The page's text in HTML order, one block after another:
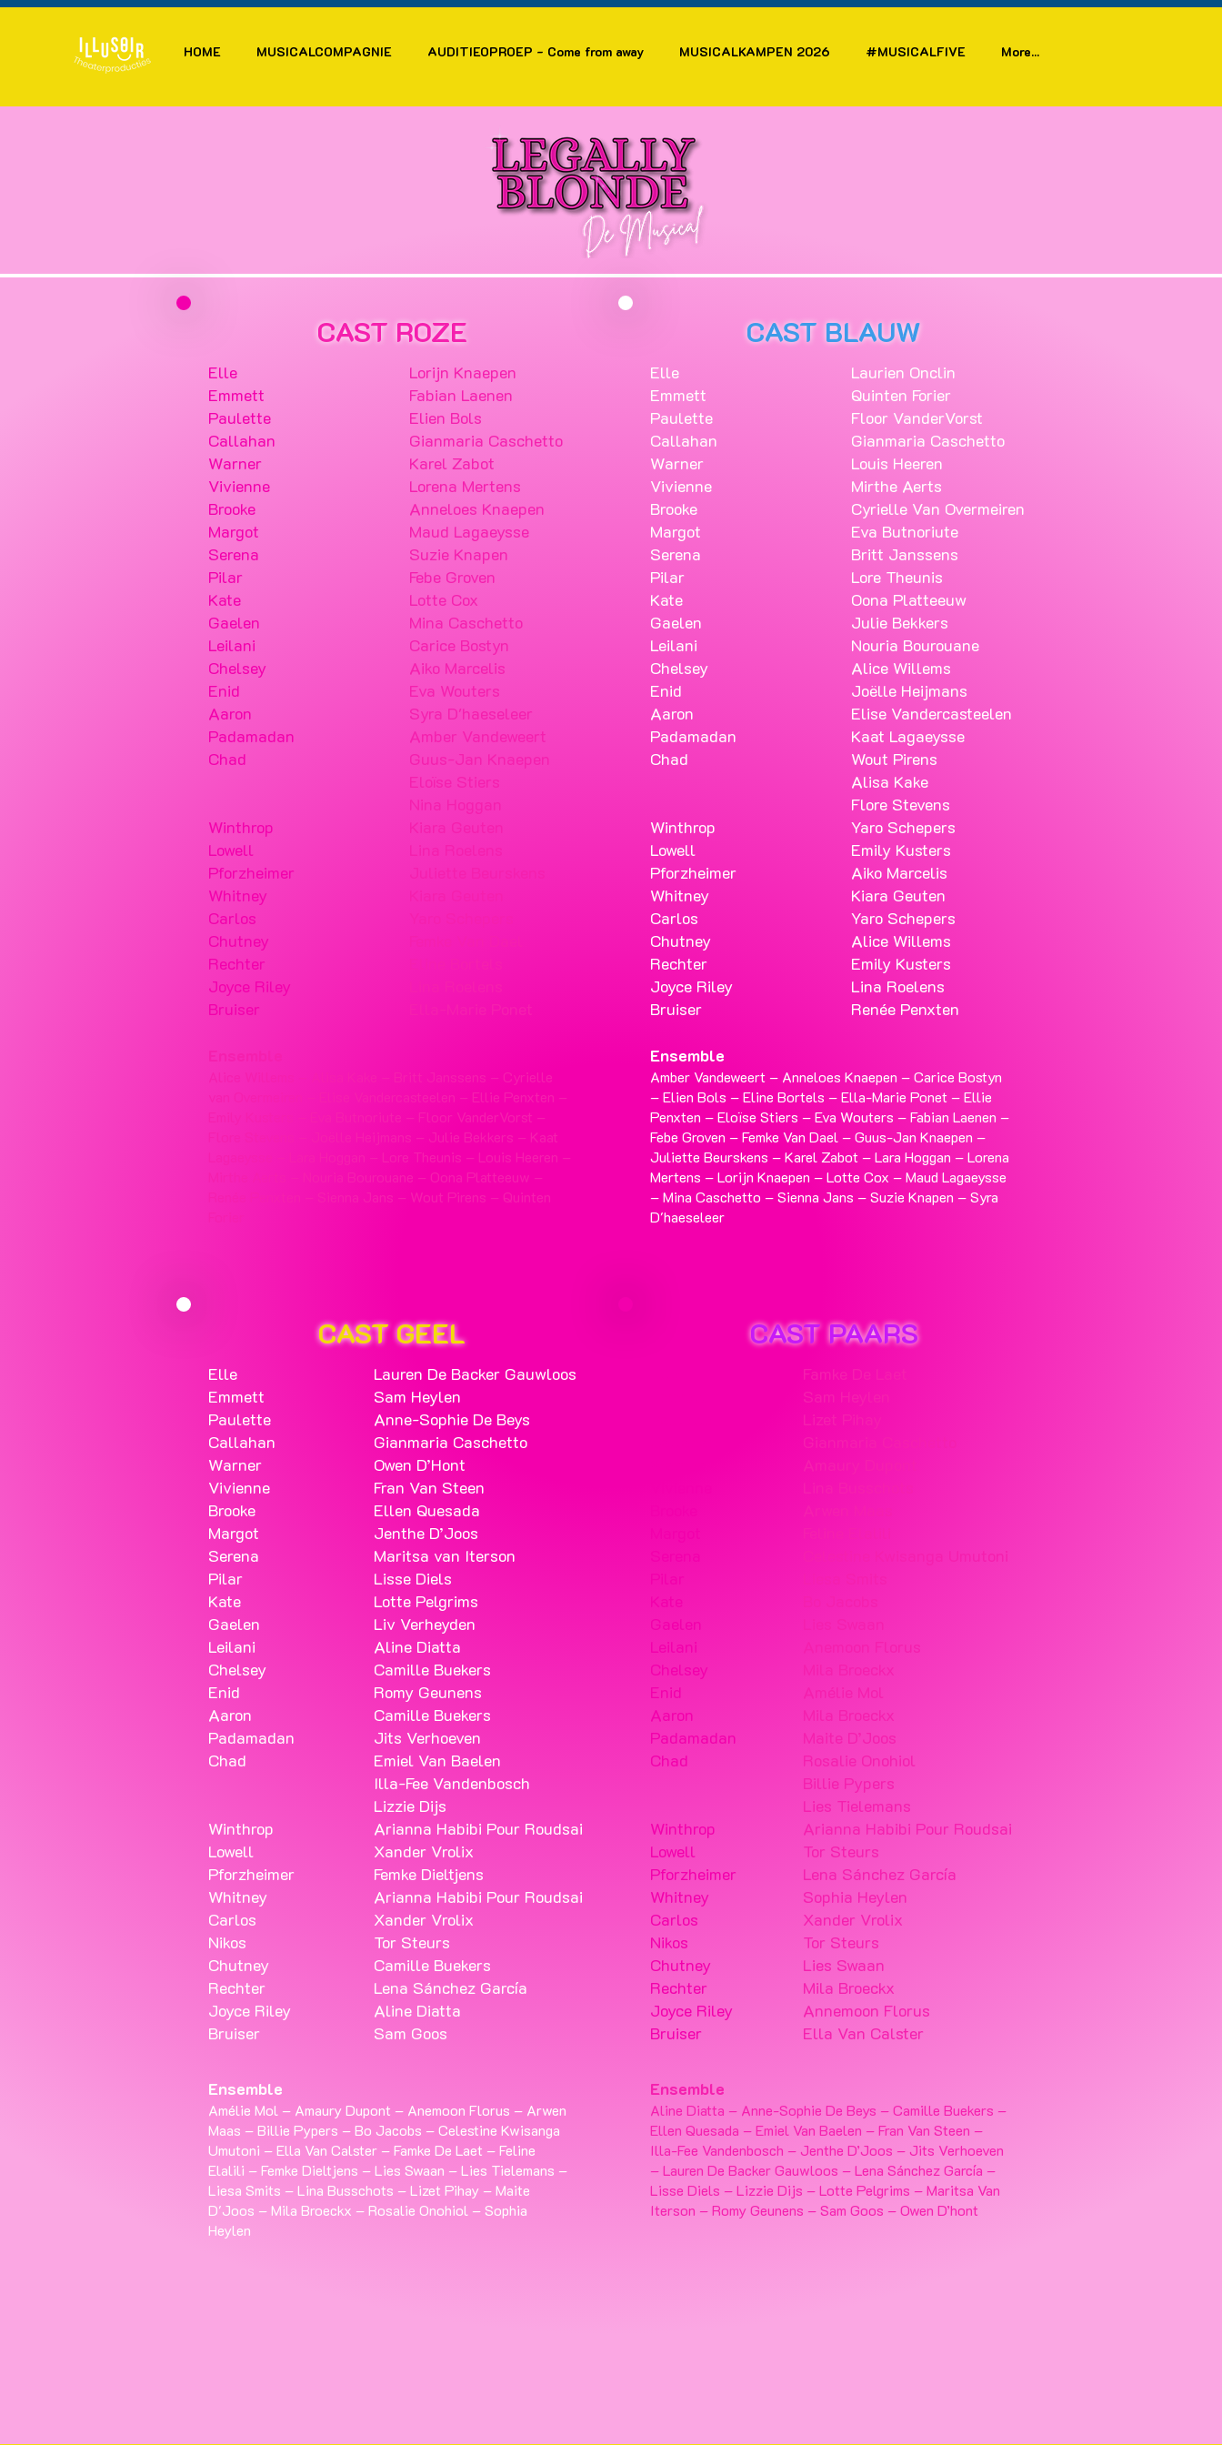
HOME MUSICALCOMPAGNIE AUDITIEOPROEP - Come from away MUSICALKAMPEN 2026 #MUSICALFIVE More...
CAST ROZE
Elle
Emmett
Paulette
Callahan
Warner
Vivienne
Brooke
Margot
Serena
Pilar
Kate
Gaelen
Leilani
Chelsey
Enid
Aaron
Padamadan
Chad
Winthrop
Lowell
Pforzheimer
Whitney
Carlos
Chutney
Rechter
Joyce Riley
Bruiser
Lorijn Knaepen
Fabian Laenen
Elien Bols
Gianmaria Caschetto
Karel Zabot
Lorena Mertens
Anneloes Knaepen
Maud Lagaeysse
Suzie Knapen
Febe Groven
Lotte Cox
Mina Caschetto
Carice Bostyn
Aiko Marcelis
Eva Wouters
Syra D'haeseleer
Amber Vandeweert
Guus-Jan Knaepen
Eloïse Stiers
Nina Hoggan
Kiara Geuten
Alice Willems – Alisa Kake – Britt Janssens – Cyrielle
van Overmeiren – Elise Vandercasteelen – Ellie Penxten –
Emily Kusters – Eva Butnoriute – Floor VanderVorst –
Flore Stevens – Joëlle Heijmans – Julie Bekkers – Kaat
Lagaeysse – Lara Hoggan – Lore Theunis – Louis Heeren –
Mirthe Aerts – Nouria Bourouane – Oona Platteeuw –
Renée Penxten – Sienna Jans – Wout Pirens – Quinten
CAST BLAUW
Elle
Emmett
Paulette
Callahan
Warner
Vivienne
Brooke
Margot
Serena
Pilar
Kate
Gaelen
Leilani
Chelsey
Enid
Aaron
Padamadan
Chad
Winthrop
Lowell
Pforzheimer
Whitney
Carlos
Chutney
Rechter
Joyce Riley
Bruiser
Laurien Onclin
Quinten Forier
Floor VanderVorst
Gianmaria Caschetto
Louis Heeren
Mirthe Aerts
Cyrielle Van Overmeiren
Eva Butnoriute
Britt Janssens
Lore Theunis
Oona Platteeuw
Julie Bekkers
Nouria Bourouane
Alice Willems
Joëlle Heijmans
Elise Vandercasteelen
Kaat Lagaeysse
Wout Pirens
Alisa Kake
Flore Stevens
Yaro Schepers
Emily Kusters
Aiko Marcelis
Kiara Geuten
Yaro Schepers
Alice Willems
Emily Kusters
Lina Roelens
Renée Penxten
Ensemble
Amber Vandeweert – Anneloes Knaepen – Carice Bostyn
– Elien Bols – Eline Bortels – Ella-Marie Ponet – Ellie
Penxten – Eloïse Stiers – Eva Wouters – Fabian Laenen –
Febe Groven – Femke Van Dael – Guus-Jan Knaepen –
Juliette Beurskens – Karel Zabot – Lara Hoggan – Lorena
Mertens – Lorijn Knaepen – Lotte Cox – Maud Lagaeysse
– Mina Caschetto – Sienna Jans – Suzie Knapen – Syra
D'haeseleer
CAST GEEL
Elle
Emmett
Paulette
Callahan
Warner
Vivienne
Brooke
Margot
Serena
Pilar
Kate
Gaelen
Leilani
Chelsey
Enid
Aaron
Padamadan
Chad
Winthrop
Lowell
Pforzheimer
Whitney
Carlos
Nikos
Chutney
Rechter
Joyce Riley
Bruiser
Lauren De Backer Gauwloos
Sam Heylen
Anne-Sophie De Beys
Gianmaria Caschetto
Owen D’Hont
Fran Van Steen
Ellen Quesada
Jenthe D’Joos
Maritsa van Iterson
Lisse Diels
Lotte Pelgrims
Liv Verheyden
Aline Diatta
Camille Buekers
Romy Geunens
Camille Buekers
Jits Verhoeven
Emiel Van Baelen
Illa-Fee Vandenbosch
Lizzie Dijs
Arianna Habibi Pour Roudsai
Xander Vrolix
Femke Dieltjens
Arianna Habibi Pour Roudsai
Xander Vrolix
Tor Steurs
Camille Buekers
Lena Sánchez García
Aline Diatta
Sam Goos
Ensemble
Amélie Mol – Amaury Dupont – Anemoon Florus – Arwen
Maas – Billie Pypers – Bo Jacobs – Celestine Kwisanga
Umutoni – Ella Van Calster – Famke De Laet – Feline
Elalili – Femke Dieltjens – Lies Swaan – Lies Tielemans –
Liesa Smits – Lina Busschots – Lizet Pihay – Maite
D'Joos – Mila Broeckx – Rosalie Onohiol – Sophia
Heylen
CAST PAARS
Kate
Gaelen
Leilani
Chelsey
Enid
Aaron
Padamadan
Chad
Winthrop
Lowell
Pforzheimer
Whitney
Carlos
Nikos
Chutney
Rechter
Joyce Riley
Bruiser
Famke De Laet
Sam Heylen
Lizet Pihay
Gianmaria Caschetto
Mila Broeckx
Amélie Mol
Mila Broeckx
Maite D’Joos
Rosalie Onohiol
Billie Pypers
Lies Tielemans
Arianna Habibi Pour Roudsai
Tor Steurs
Lena Sánchez García
Sophia Heylen
Xander Vrolix
Tor Steurs
Lies Swaan
Mila Broeckx
Annemoon Florus
Ella Van Calster
Ensemble
Aline Diatta – Anne-Sophie De Beys – Camille Buekers –
Ellen Quesada – Emiel Van Baelen – Fran Van Steen –
Illa-Fee Vandenbosch – Jenthe D’Joos – Jits Verhoeven
– Lauren De Backer Gauwloos – Lena Sánchez García –
Lisse Diels – Lizzie Dijs – Lotte Pelgrims – Maritsa Van
Iterson – Romy Geunens – Sam Goos – Owen D’hont